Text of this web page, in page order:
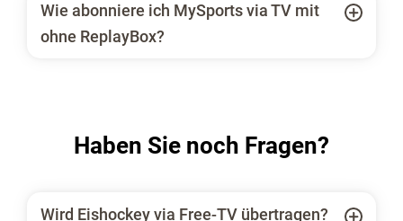
Wie abonniere ich MySports via TV mit
ohne ReplayBox?
Haben Sie noch Fragen?
Wird Eishockey via Free-TV übertragen?